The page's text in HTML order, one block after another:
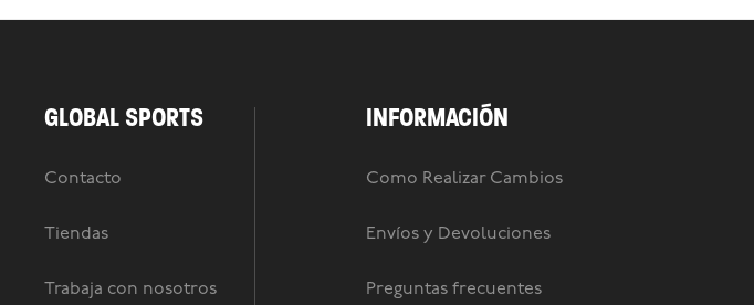
GLOBAL SPORTS
Contacto
Tiendas
Trabaja con nosotros
INFORMACIÓN
Como Realizar Cambios
Envíos y Devoluciones
Preguntas frecuentes